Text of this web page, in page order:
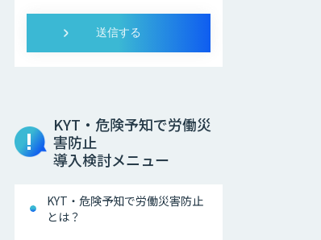
KYT・危険予知で労働災
害防止
導入検討メニュー
KYT・危険予知で労働災害防止
とは？